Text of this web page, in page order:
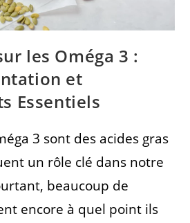
les Oméga 3 :
et
Essentiels
3 sont des acides gras
un rôle clé dans notre
beaucoup de
encore à quel point ils